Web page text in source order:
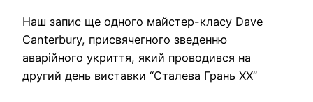
Наш запис ще одного майстер-класу Dave
Canterbury, присвячегного зведенню
аварійного укриття, який проводився на
другий день виставки “Сталева Грань ХХ”